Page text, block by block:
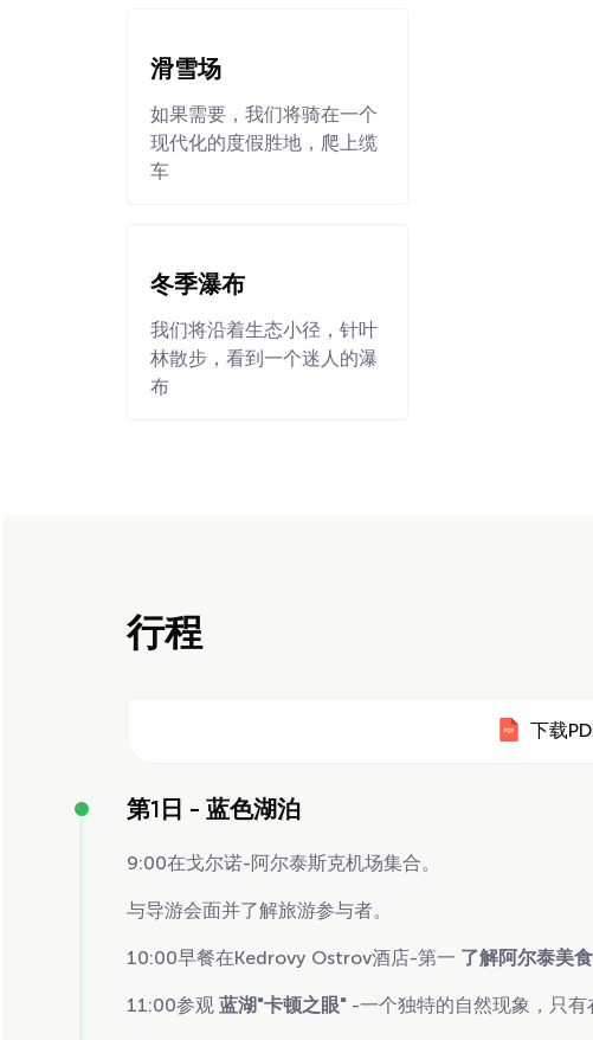
滑雪场
如果需要，我们将骑在一个
现代化的度假胜地，爬上缆
车
冬季瀑布
我们将沿着生态小径，针叶
林散步，看到一个迷人的瀑
布
行程
下载
第1日 - 蓝色湖泊
9:00在戈尔诺-阿尔泰斯克机场集合。
与导游会面并了解旅游参与者。
10:00早餐在Kedrovy Ostrov酒店-第一 了解阿尔泰美食
11:00参观 蓝湖"卡顿之眼" -一个独特的自然现象，只有